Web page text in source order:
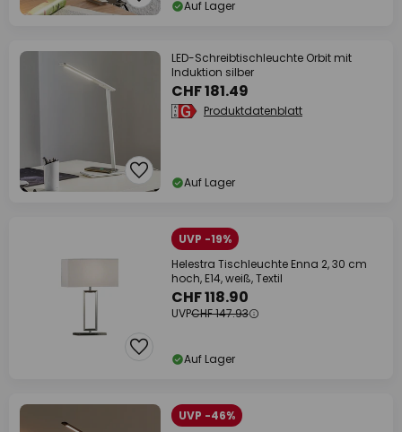
Auf Lager
LED-Schreibtischleuchte Orbit mit
Induktion silber
CHF 181.49
Produktdatenblatt
Auf Lager
UVP -19%
Helestra Tischleuchte Enna 2, 30 cm
hoch, E14, weiß, Textil
CHF 118.90
UVPCHF 147.93
Auf Lager
UVP -46%